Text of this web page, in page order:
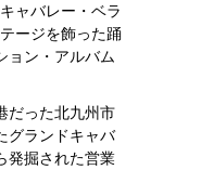
ャバレー・ベラ
ージを飾った踊
ョン・アルバム
だった北九州市
グランドキャバ
発掘された営業